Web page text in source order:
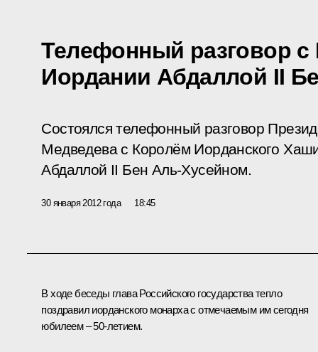
Телефонный разговор
Иордании Абдаллой II
Состоялся телефонный разговор
Медведева с Королём Иорданского
Абдаллой II Бен Аль-Хусейном.
30 января 2012 года 18:45
В ходе беседы глава Российского государства тепло
поздравил иорданского монарха с отмечаемым им сегодня
юбилеем – 50-летием.